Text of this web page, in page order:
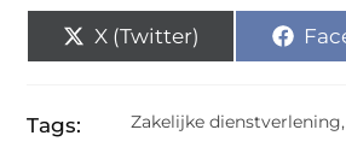
X (Twitter)
Tags: Zakelijke dienstverlening,